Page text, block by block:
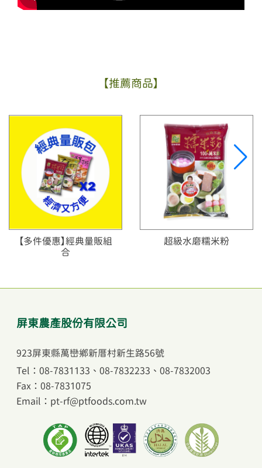
【推薦商品】
【多件優惠】經典量販組
合
超級水磨糯米粉
屏東農產股份有限公司
923屏東縣萬巒鄉新厝村新生路56號
Tel：08-7831133 、 08-7832233 、 08-7832003
Fax：08-7831075
Email：pt-rf@ptfoods.com.tw